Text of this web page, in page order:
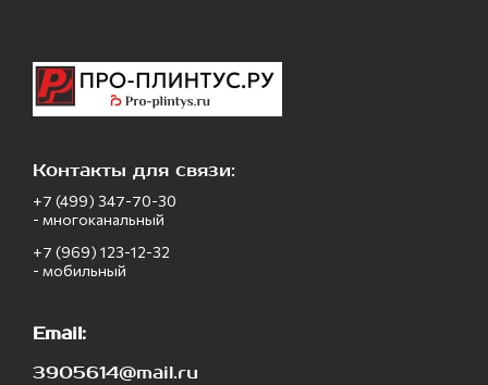
Контакты для связи:
+7 (499) 347-70-30
- многоканальный
+7 (969) 123-12-32
- мобильный
Email:
3905614@mail.ru